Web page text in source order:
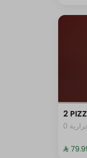
2
⁨⁦‪‬